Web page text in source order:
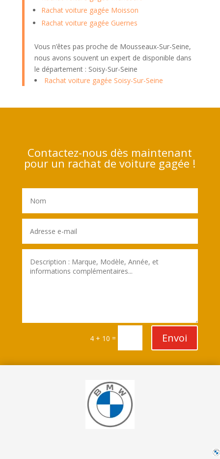
Rachat voiture gagée Moisson
Rachat voiture gagée Guernes
Vous n’êtes pas proche de Mousseaux-Sur-Seine,
nous avons souvent un expert de disponible dans
le département : Soisy-Sur-Seine
Rachat voiture gagée Soisy-Sur-Seine
Contactez-nous dès maintenant
pour un rachat de voiture gagée !
4 + 10 = Envoi